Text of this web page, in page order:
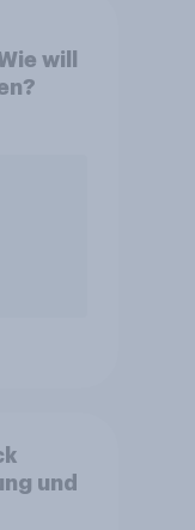
will
und